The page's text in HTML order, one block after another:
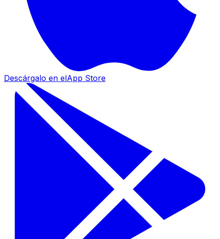
Descárgalo en elApp Store